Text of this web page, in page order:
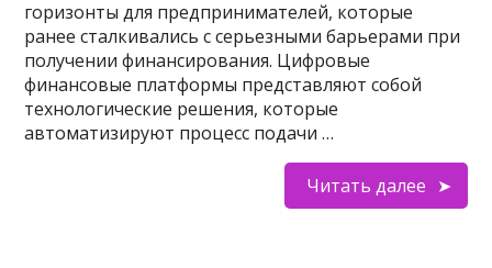
горизонты для предпринимателей, которые
ранее сталкивались с серьезными барьерами при
получении финансирования. Цифровые
финансовые платформы представляют собой
технологические решения, которые
автоматизируют процесс подачи …
Читать далее